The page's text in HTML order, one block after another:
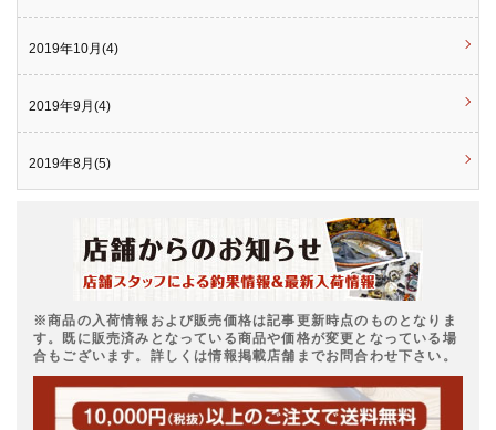
2019年10月(4)
2019年9月(4)
2019年8月(5)
※商品の入荷情報および販売価格は記事更新時点のものとなりま
す。既に販売済みとなっている商品や価格が変更となっている場
合もございます。詳しくは情報掲載店舗までお問合わせ下さい。